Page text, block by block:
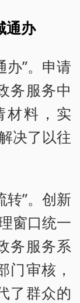
通办
”。申请
务服务中
材料，实
决了以往
”。创新
窗口统一
务服务系
门审核，
了群众的